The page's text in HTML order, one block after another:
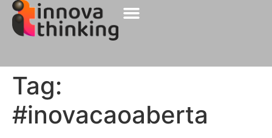
Tag:
#inovacaoaberta